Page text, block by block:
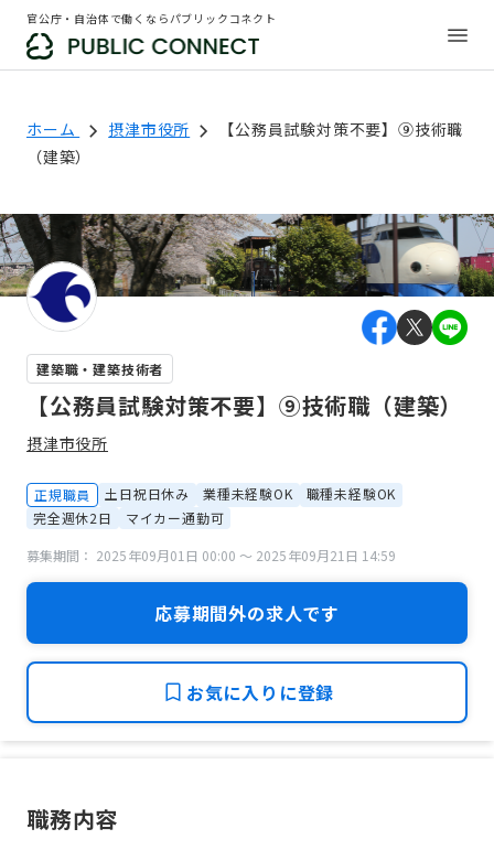
官公庁・自治体で働くならパブリックコネクト
ホーム 摂津市役所
【公務員試験対策不要】⑨技術職
（建築）
建築職・建築技術者
【公務員試験対策不要】⑨技術職（建築）
摂津市役所
正規職員 土日祝日休み 業種未経験OK
職種未経験OK
完全週休2日
マイカー通勤可
募集期間： 2025年09月01日 00:00 〜 2025年09月21日 14:59
応募期間外の求人です
お気に入りに登録
職務内容